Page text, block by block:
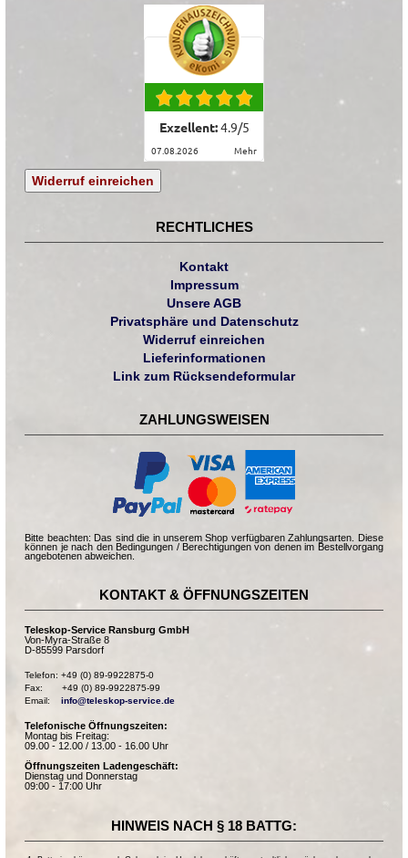
Exzellent:4.9/5
07.08.2026 mehr
Widerruf einreichen
RECHTLICHES
Kontakt
Impressum
Unsere AGB
Privatsphäre und Datenschutz
Widerruf einreichen
Lieferinformationen
Link zum Rücksendeformular
ZAHLUNGSWEISEN
Bitte beachten: Das sind die in unserem Shop verfügbaren Zahlungsarten. Diese
können je nach den Bedingungen / Berechtigungen von denen im Bestellvorgang
angebotenen abweichen.
KONTAKT & ÖFFNUNGSZEITEN
Teleskop-Service Ransburg GmbH
Von-Myra-Straße 8
D-85599 Parsdorf
Telefon: +49 (0) 89-9922875-0
Fax:       +49 (0) 89-9922875-99
Email: info@teleskop-service.de
Telefonische Öffnungszeiten:
Montag bis Freitag:
09.00 - 12.00 / 13.00 - 16.00 Uhr
Öffnungszeiten Ladengeschäft:
Dienstag und Donnerstag
09:00 - 17:00 Uhr
HINWEIS NACH § 18 BATTG: